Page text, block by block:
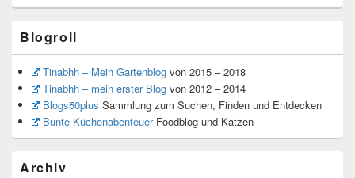
Blogroll
Tinabhh – Mein Gartenblogvon 2015 – 2018
Tinabhh – mein erster Blogvon 2012 – 2014
Blogs50plus Sammlung zum Suchen, Finden und Entdecken
Bunte KüchenabenteuerFoodblog und Katzen
Archiv